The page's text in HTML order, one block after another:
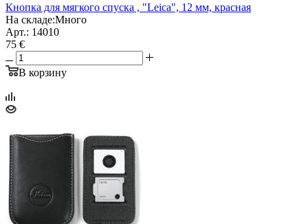
Кнопка для мягкого спуска , "Leica", 12 мм, красная
На складе:Много
Арт.: 14010
75 €
В корзину